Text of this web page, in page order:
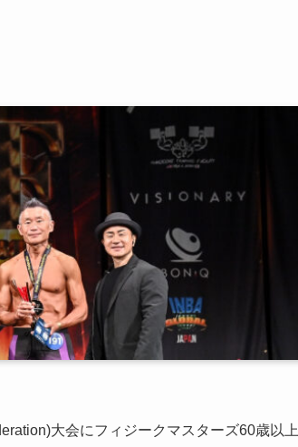
大会にフィジークマスターズ60歳以上